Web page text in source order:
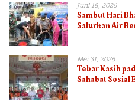
Juni 18, 2026
Sambut Hari
Salurkan Air
Mei 31, 2026
Tebar Kasih
Sahabat Sosial